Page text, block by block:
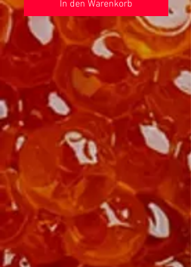
In den Warenkorb